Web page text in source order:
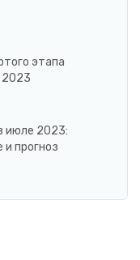
этапа
2023
июле 2023:
прогноз